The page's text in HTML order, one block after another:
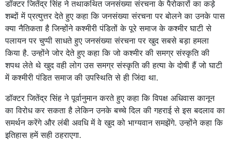
डॉक्टर जितेंद्र सिंह ने तथाकथित जनसंख्या संरचना के पैरोकारों का कड़े
शब्दों में प्रत्युत्तर देते हुए कहा कि जनसंख्या संरचना पर बोलने का उनके पास
क्या नैतिकता है जिन्होंने कश्मीरी पंडितों के पूरे समाज के कश्मीर घाटी से
पलायन पर चुप्पी साधते हुए जनसंख्या संरचना पर खुद सबसे बड़ा हमला
किया है. उन्होंने जोर देते हुए कहा कि जो कश्मीर की समग्र संस्कृति की
शपथ लेते थे खुद वही लोग उस समग्र संस्कृति की हत्या के दोषी हैं जो घाटी
में कश्मीरी पंडित समाज की उपस्थिति से ही जिंदा था.
डॉक्टर जितेंद्र सिंह ने पूर्वानुमान करते हुए कहा कि विपक्ष अधिवास कानून
का विरोध कर सकता है लेकिन उनके बच्चे दिल की गहराई से इस बदलाव का
समर्थन करेंगे और लंबी अवधि में वे खुद को भाग्यवान समझेंगे. उन्होंने कहा कि
इतिहास हमें सही ठहराएगा.